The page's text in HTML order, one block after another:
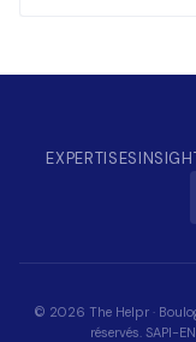
EXPERTISES
© 2026 The Helpr ·
réservés. SAPI-